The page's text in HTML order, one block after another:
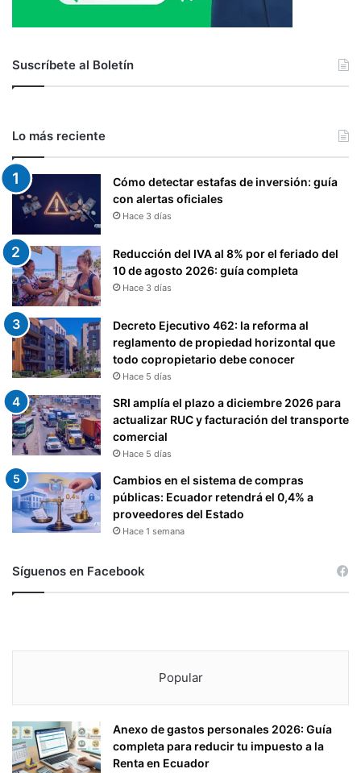
Suscríbete al Boletín
Lo más reciente
Cómo detectar estafas de inversión: guía
con alertas oficiales
Hace 3 días
Reducción del IVA al 8% por el feriado del
10 de agosto 2026: guía completa
Hace 3 días
Decreto Ejecutivo 462: la reforma al
reglamento de propiedad horizontal que
todo copropietario debe conocer
Hace 5 días
SRI amplía el plazo a diciembre 2026 para
actualizar RUC y facturación del transporte
comercial
Hace 5 días
Cambios en el sistema de compras
públicas: Ecuador retendrá el 0,4% a
proveedores del Estado
Hace 1 semana
Síguenos en Facebook
Popular
Anexo de gastos personales 2026: Guía
completa para reducir tu impuesto a la
Renta en Ecuador